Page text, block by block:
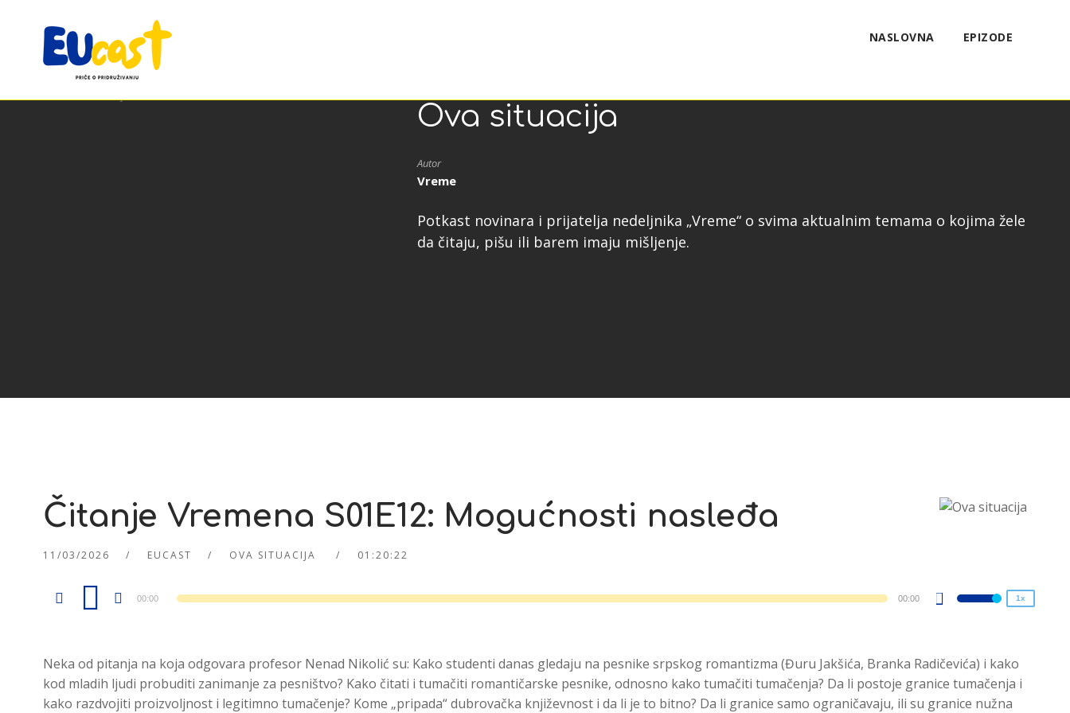
NASLOVNA EPIZODE
Ova situacija
Autor
Vreme
Potkast novinara i prijatelja nedeljnika „Vreme“ o svima aktualnim temama o kojima žele
da čitaju, pišu ili barem imaju mišljenje.
Čitanje Vremena S01E12: Mogućnosti nasleđa
11/03/2026 EUCAST OVA SITUACIJA 01:20:22
Audio
00:00 00:00
Use
keys
to
increase
1x
1.5x
Neka od pitanja na koja odgovara profesor Nenad Nikolić su: Kako studenti danas gledaju na pesnike srpskog romantizma (Đuru Jakšića, Branka Radičevića) i kako
kod mladih ljudi probuditi zanimanje za pesništvo? Kako čitati i tumačiti romantičarske pesnike, odnosno kako tumačiti tumačenja? Da li postoje granice tumačenja i
kako razdvojiti proizvoljnost i legitimno tumačenje? Kome „pripada“ dubrovačka književnost i da li je to bitno? Da li granice samo ograničavaju, ili su granice nužna